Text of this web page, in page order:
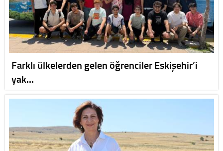
Farklı ülkelerden gelen öğrenciler Eskişehir’i
yak…